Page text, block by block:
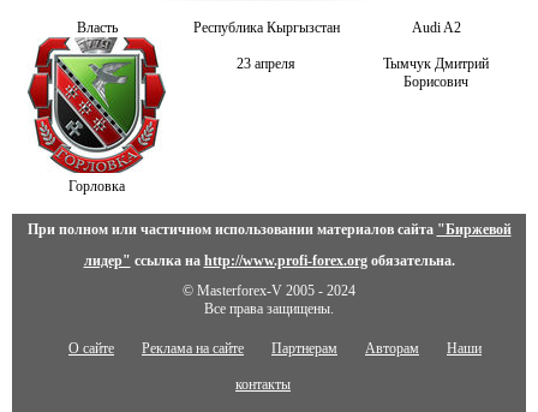
Власть Республика Кыргызстан Audi A2
Горловка
23 апреля
Тымчук Дмитрий
Борисович
При полном или частичном использовании материалов сайта "Биржевой
лидер" ссылка на http://www.profi-forex.orgобязательна.
© Masterforex-V 2005 - 2024
Все права защищены.
О сайте Реклама на сайте Партнерам Авторам Наши
контакты